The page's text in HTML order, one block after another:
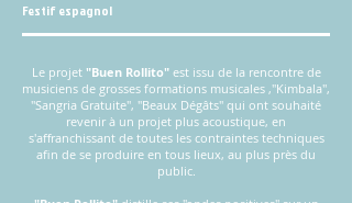
Festif espagnol
Le projet "Buen Rollito"est issu de la rencontre de
musiciens de grosses formations musicales ,"Kimbala",
"Sangria Gratuite", "Beaux Dégâts" qui ont souhaité
revenir à un projet plus acoustique, en
s'affranchissant de toutes les contraintes techniques
afin de se produire en tous lieux, au plus près du
public.